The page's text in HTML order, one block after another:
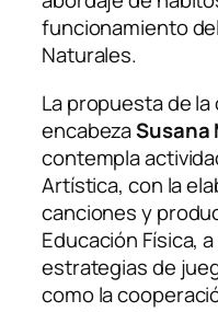
funcionamiento
Naturales.
La propuesta de
encabezaSusana
contempla
Artística, con la
canciones y
Educación Física,
estrategias de
como la